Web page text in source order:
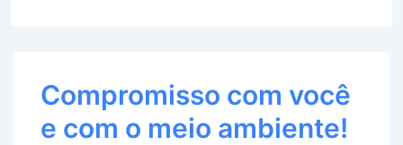
Compromisso com você
e com o meio ambiente!